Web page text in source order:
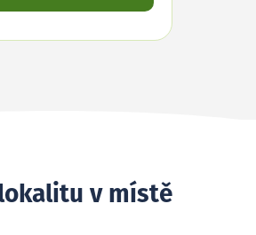
v místě